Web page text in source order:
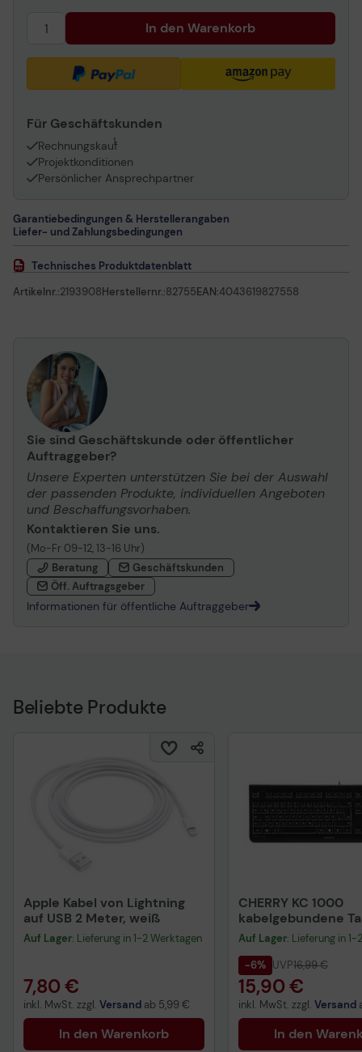
In den Warenkorb
Für Geschäftskunden
Rechnungskauf
1
Projektkonditionen
Persönlicher Ansprechpartner
Garantiebedingungen & Herstellerangaben
Liefer- und Zahlungsbedingungen
Technisches Produktdatenblatt
Artikelnr.:2193908Herstellernr.:82755EAN:4043619827558
Sie sind Geschäftskunde oder öffentlicher
Auftraggeber?
Unsere Experten unterstützen Sie bei der Auswahl
der passenden Produkte, individuellen Angeboten
und Beschaffungsvorhaben.
Kontaktieren Sie uns.
(Mo-Fr 09-12, 13-16 Uhr)
Beratung
Geschäftskunden
Öff. Auftragsgeber
Informationen für öffentliche Auftraggeber
Beliebte Produkte
Apple Kabel von Lightning
auf USB 2 Meter, weiß
Auf Lager: Lieferung in 1-2 Werktagen
7,80 €
inkl. MwSt. zzgl. Versand ab 5,99 €
In den Warenkorb
CHERRY KC 1000
kabelgebundene
QWERTZ DE -
Auf Lager: Lieferung in
-6% UVP16,99 €
15,90 €
inkl. MwSt. zzgl. Versand
In den